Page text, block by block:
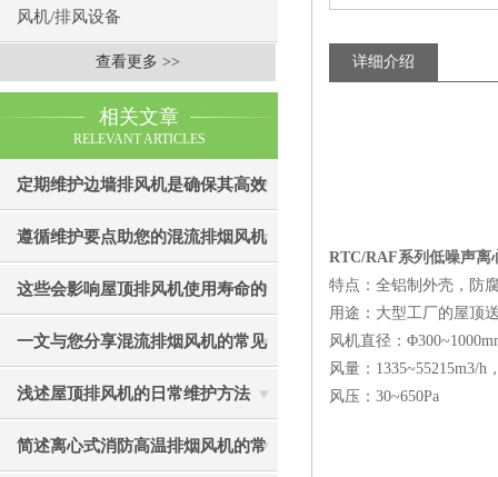
风机/排风设备
查看更多 >>
相关文章
RELEVANT ARTICLES
定期维护边墙排风机是确保其高效
通风效果的关键
遵循维护要点助您的混流排烟风机
成为真正“风中卫士”
这些会影响屋顶排风机使用寿命的
因素您知道吗？
一文与您分享混流排烟风机的常见
故障相应解决方法
浅述屋顶排风机的日常维护方法
简述离心式消防高温排烟风机的常
详细介绍
RTC/RAF系列低噪声离
特点：全铝制外壳，防
用途：大型工厂的屋顶
风机直径：
风量：1335~55215m3/h
风压：30~650Pa